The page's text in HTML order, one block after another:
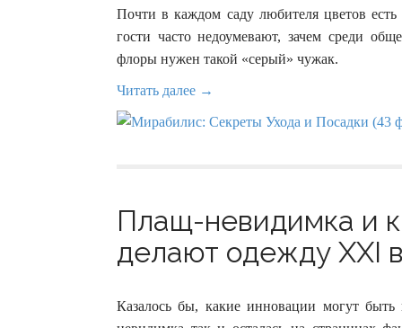
Почти в каждом саду любителя цветов
гости часто недоумевают, зачем среди
флоры нужен такой «серый» чужак.
Читать далее →
Плащ-невидимка и
делают одежду XXI
Казалось бы, какие инновации могут